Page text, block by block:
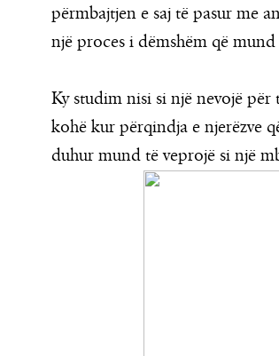
përmbajtjen e saj të pasur me
një proces i dëmshëm që
Ky studim nisi si një nevojë
kohë kur përqindja e njerëzve
duhur mund të veprojë si një